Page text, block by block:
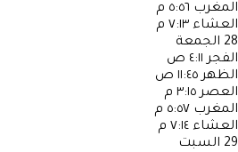
المغرب ٥:٥٦ م
العشاء ٧:١٣ م
28 الجمعة
الفجر ٤:١١ ص
الظهر ١١:٤٥ ص
العصر ٣:١٥ م
المغرب ٥:٥٧ م
العشاء ٧:١٤ م
29 السبت